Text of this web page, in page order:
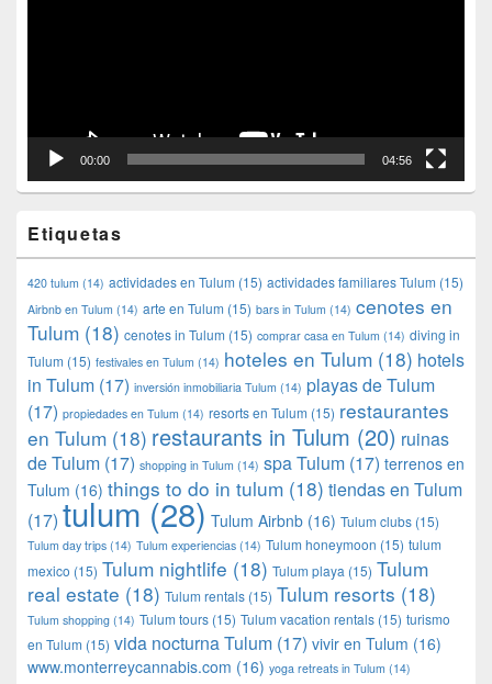
00:00 04:56
Etiquetas
420 tulum (14) actividades en Tulum (15) actividades familiares Tulum (15)
Airbnb en Tulum (14) arte en Tulum (15) bars in Tulum (14) cenotes en
Tulum (18) cenotes in Tulum (15) comprar casa en Tulum (14) diving in
Tulum (15) festivales en Tulum (14) hoteles en Tulum (18) hotels
in Tulum (17) inversión inmobiliaria Tulum (14) playas de Tulum
(17) propiedades en Tulum (14) resorts en Tulum (15) restaurantes
en Tulum (18) restaurants in Tulum (20) ruinas
de Tulum (17) shopping in Tulum (14) spa Tulum (17) terrenos en
Tulum (16) things to do in tulum (18) tiendas en Tulum
(17) tulum(28) Tulum Airbnb (16) Tulum clubs (15)
Tulum day trips (14) Tulum experiencias (14) Tulum honeymoon (15) tulum
mexico (15) Tulum nightlife (18) Tulum playa (15) Tulum
real estate (18) Tulum rentals (15) Tulum resorts (18)
Tulum shopping (14) Tulum tours (15) Tulum vacation rentals (15) turismo
en Tulum (15) vida nocturna Tulum (17) vivir en Tulum (16)
www.monterreycannabis.com (16) yoga retreats in Tulum (14)